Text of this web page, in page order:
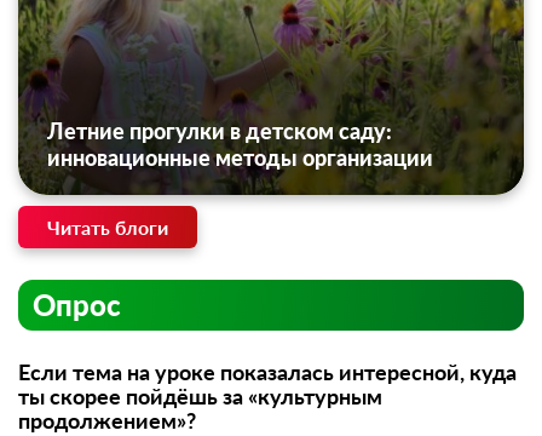
Летние прогулки в детском саду:
инновационные методы организации
Читать блоги
Опрос
Если тема на уроке показалась интересной, куда
ты скорее пойдёшь за «культурным
продолжением»?